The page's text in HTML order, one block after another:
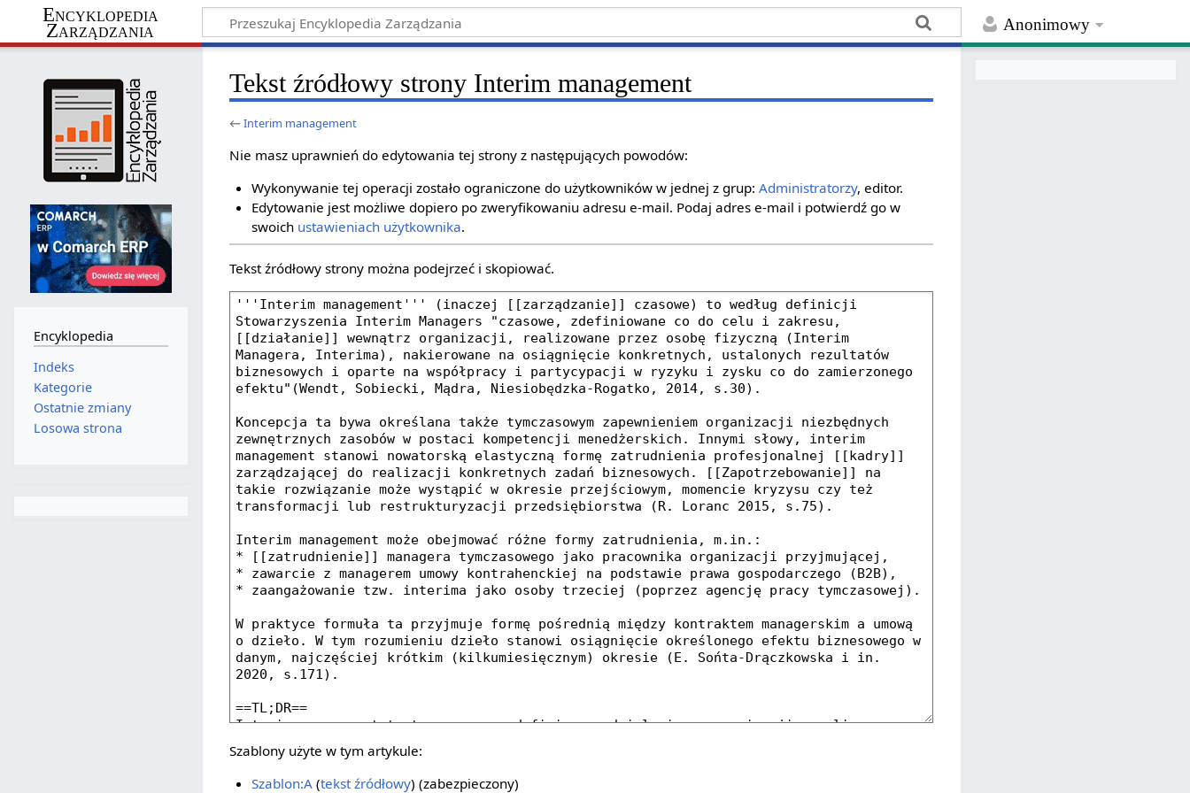
Anonimowy
Encyklopedia
Zarządzania
Tekst źródłowy strony Interim management
←Interim management
Nie masz uprawnień do edytowania tej strony z następujących powodów:
Wykonywanie tej operacji zostało ograniczone do użytkowników w jednej z grup: Administratorzy, editor.
Edytowanie jest możliwe dopiero po zweryfikowaniu adresu e‐mail. Podaj adres e‐mail i potwierdź go w
swoich ustawieniach użytkownika.
Tekst źródłowy strony można podejrzeć i skopiować.
Szablony użyte w tym artykule:
Szablon:A(tekst źródłowy) (zabezpieczony)
Encyklopedia
Indeks
Kategorie
Ostatnie zmiany
Losowa strona